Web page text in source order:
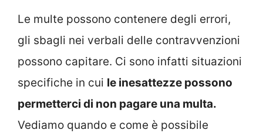
Le multe possono contenere degli errori,
gli sbagli nei verbali delle contravvenzioni
possono capitare. Ci sono infatti situazioni
specifiche in cui le inesattezze possono
permetterci di non pagare una multa.
Vediamo quando e come è possibile